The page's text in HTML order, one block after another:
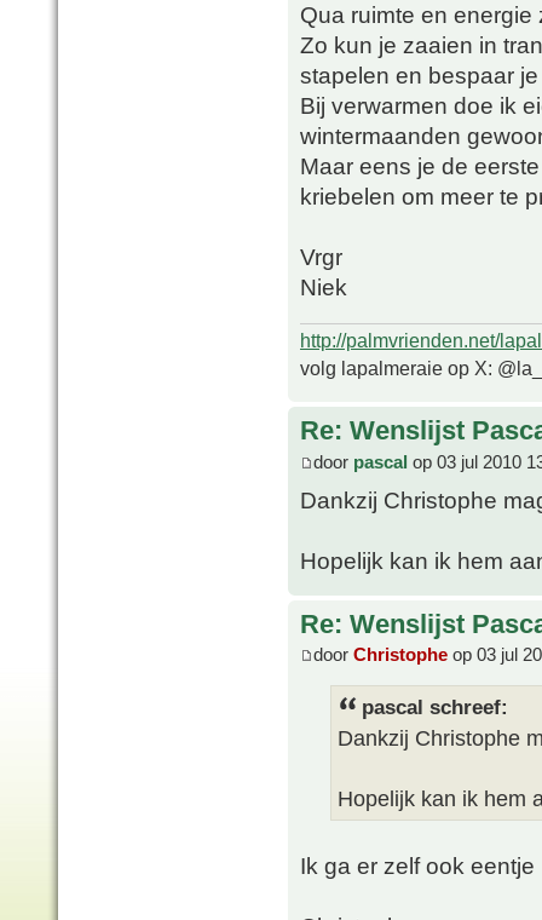
Qua ruimte en
Zo kun je zaaien in
stapelen en bespaar
Bij verwarmen doe ik
wintermaanden
Maar eens je de
kriebelen om meer te
Vrgr
Niek
http://palmvrienden.net/
volg lapalmeraie op X:
Re: Wenslijst
door pascal op 03 jul 2010
Dankzij Christophe
Hopelijk kan ik hem
Re: Wenslijst
door Christophe op 03 jul
pascal schreef:
Dankzij Christophe
Hopelijk kan ik hem
Ik ga er zelf ook